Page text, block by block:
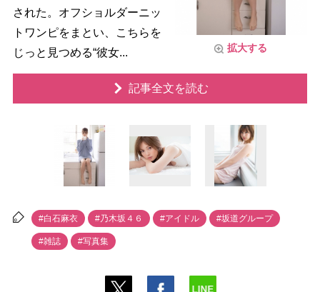
拡大する
された。オフショルダーニッ
トワンピをまとい、こちらを
じっと見つめる“彼女...
記事全文を読む
#白石麻衣 #乃木坂４６ #アイドル #坂道グループ
#雑誌 #写真集